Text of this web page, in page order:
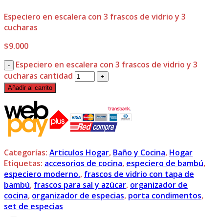
Especiero en escalera con 3 frascos de vidrio y 3
cucharas
$9.000
Especiero en escalera con 3 frascos de vidrio y 3
cucharas cantidad
Añadir al carrito
Categorías: Articulos Hogar, Baño y Cocina, Hogar
Etiquetas: accesorios de cocina, especiero de bambú,
especiero moderno., frascos de vidrio con tapa de
bambú, frascos para sal y azúcar, organizador de
cocina, organizador de especias, porta condimentos,
set de especias